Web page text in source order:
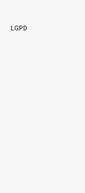
LGPD